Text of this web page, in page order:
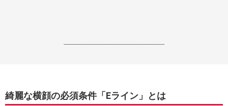
------------------------------------------------------------------
綺麗な横顔の必須条件「Eライン」とは